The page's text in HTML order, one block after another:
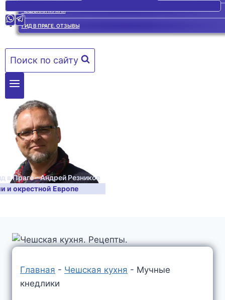
ЧЕШСКАЯ КУХНЯ
ГИД В ПРАГЕ. ОТЗЫВЫ
Поиск по сайту
в Праге – Андрей Резников
и окрестной Европе
Главная - Чешская кухня - Мучные
кнедлики